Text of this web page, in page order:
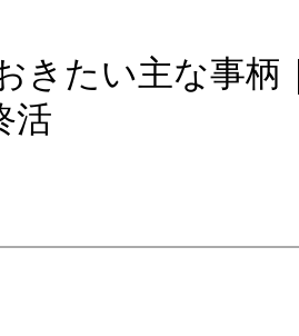
たい主な事柄｜
活